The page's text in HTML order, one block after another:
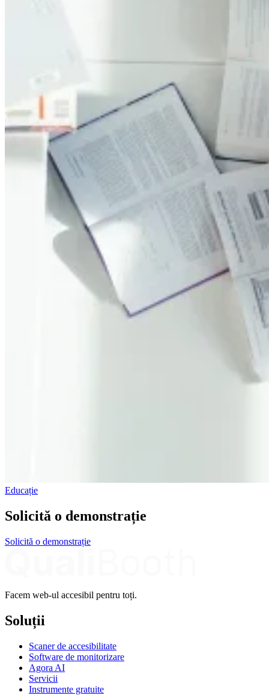
Educație
Solicită o demonstrație
Solicită o demonstrație
Facem web-ul accesibil pentru toți.
Soluții
Scaner de accesibilitate
Software de monitorizare
Agora AI
Servicii
Instrumente gratuite